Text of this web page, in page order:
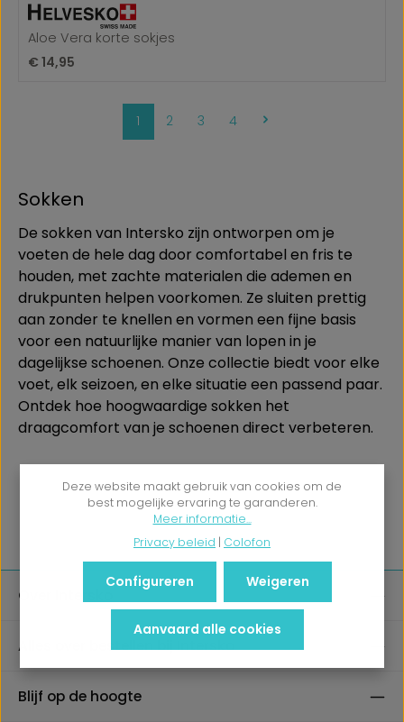
Aloe Vera korte sokjes
Normale prijs:
€ 14,95
Pagina
1 Pagina
2 Pagina
3 Pagina
4
Sokken
De sokken van Intersko zijn ontworpen om je
voeten de hele dag door comfortabel en fris te
houden, met zachte materialen die ademen en
drukpunten helpen voorkomen. Ze sluiten prettig
aan zonder te knellen en vormen een fijne basis
voor een natuurlijke manier van lopen in je
dagelijkse schoenen. Onze collectie biedt voor elke
voet, elk seizoen, en elke situatie een passend paar.
Ontdek hoe hoogwaardige sokken het
draagcomfort van je schoenen direct verbeteren.
Over Intersko
Alles over bestellen bij Intersko
Blijf op de hoogte
Deze website maakt gebruik van cookies om de
best mogelijke ervaring te garanderen.
Meer informatie...
Privacy beleid | Colofon
Weigeren
Configureren
Aanvaard alle cookies